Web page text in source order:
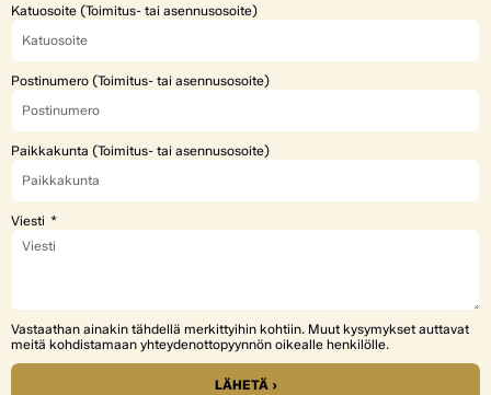
Katuosoite (Toimitus- tai asennusosoite)
Postinumero (Toimitus- tai asennusosoite)
Paikkakunta (Toimitus- tai asennusosoite)
Viesti
Vastaathan ainakin tähdellä merkittyihin kohtiin. Muut kysymykset auttavat
meitä kohdistamaan yhteydenottopyynnön oikealle henkilölle.
LÄHETÄ ›